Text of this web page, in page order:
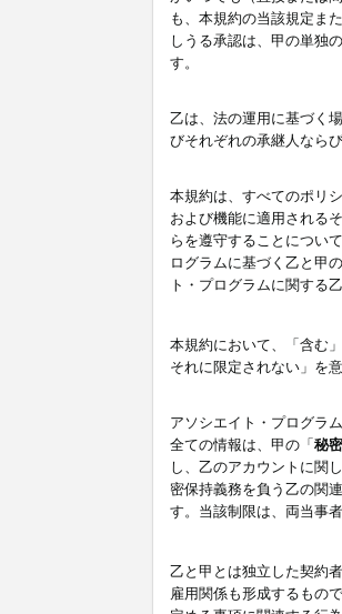
も、本規約の当該規定ま
しうる承認は、甲の単独
す。
乙は、法の運用に基づく
びそれぞれの承継人なら
本規約は、すべてのポリ
および機能に適用される
らを遵守することについ
ログラムに基づく乙と甲
ト・プログラムに関する
本規約において、「含む
それに限定されない」を意
アソシエイト・プログラ
全ての情報は、甲の「秘
し、乙のアカウントに関
密保持義務を負う乙の関
す。当該制限は、両当事
乙と甲とは独立した契約
雇用関係も形成するもの